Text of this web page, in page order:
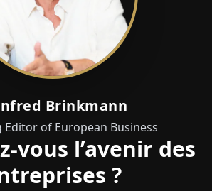
Brinkmann
Editor of European Business
vous l’avenir des
?